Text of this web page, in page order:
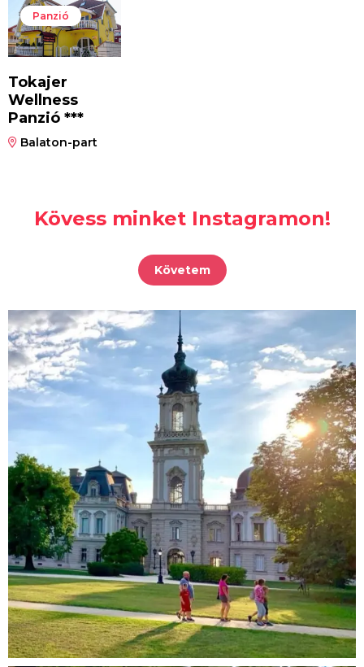
Panzió
Tokajer
Wellness
Panzió ***
Balaton-part
Kövess minket Instagramon!
Követem